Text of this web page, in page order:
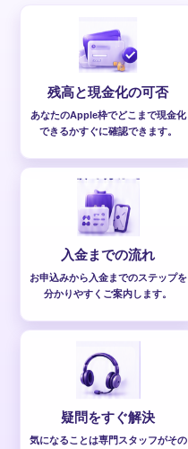
残高と現金化の可否
あなたのApple枠でどこまで現金化
できるかすぐに確認できます。
入金までの流れ
お申込みから入金までのステップを
分かりやすくご案内します。
疑問をすぐ解決
気になることは専門スタッフがその